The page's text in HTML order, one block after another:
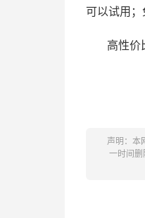
可以试用
高性价
声明：本
一时间